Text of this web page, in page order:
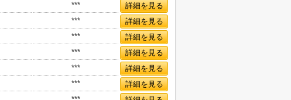
***
詳細を見る
***
詳細を見る
***
詳細を見る
***
詳細を見る
***
詳細を見る
***
詳細を見る